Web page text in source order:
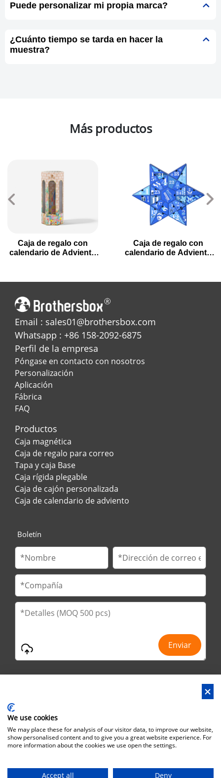
Puede personalizar mi propia marca?
¿Cuánto tiempo se tarda en hacer la
muestra?
Más productos
Caja de regalo con
calendario de Adviento
navideña
Caja de regalo con
calendario de Adviento
Email : sales01@brothersbox.com
Whatsapp : +86 158-2092-6875
Perfil de la empresa
Póngase en contacto con nosotros
Personalización
Aplicación
Fábrica
FAQ
Productos
Caja magnética
Caja de regalo para correo
Tapa y caja Base
Caja rígida plegable
Caja de cajón personalizada
Caja de calendario de adviento
Boletín
Dirección : No.29 Jinfu 2nd Road, Huanan Ind Park, ciudad de
Liaobu, ciudad de Dongguan, provincia de Guangdong, China
Dirección de Oficina : No.6 Zhuangyuan Road, Park Songshan
We use cookies
We may place these for analysis of our visitor data, to improve our website,
show personalised content and to give you a great website experience. For
more information about the cookies we use open the settings.
Accept all Deny